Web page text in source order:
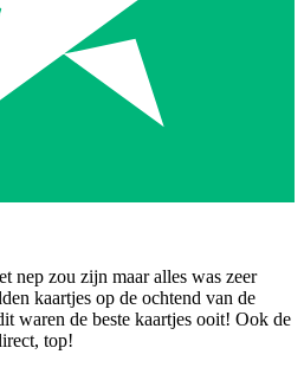
nep zou zijn maar alles was zeer
kaartjes op de ochtend van de
waren de beste kaartjes ooit! Ook de
top!